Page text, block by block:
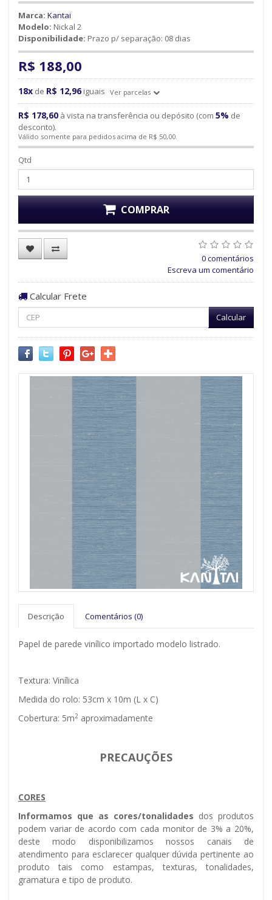
Marca: Kantai
Modelo: Nickal 2
Disponibilidade: Prazo p/ separação: 08 dias
R$ 188,00
18x de R$ 12,96 iguais Ver parcelas
R$ 178,60 à vista na transferência ou depósito (com 5% de
desconto).
Válido somente para pedidos acima de R$ 50,00.
Qtd
COMPRAR
0 comentários
Escreva um comentário
Calcular Frete
Calcular
Descrição Comentários (0)
Papel de parede vinílico importado modelo listrado.
Textura: Vinílica
Medida do rolo: 53cm x 10m (L x C)
Cobertura: 5m2 aproximadamente
PRECAUÇÕES
CORES
Informamos que as cores/tonalidades dos produtos
podem variar de acordo com cada monitor de 3% a 20%,
deste modo disponibilizamos nossos canais de
atendimento para esclarecer qualquer dúvida pertinente ao
produto tais como estampas, texturas, tonalidades,
gramatura e tipo de produto.